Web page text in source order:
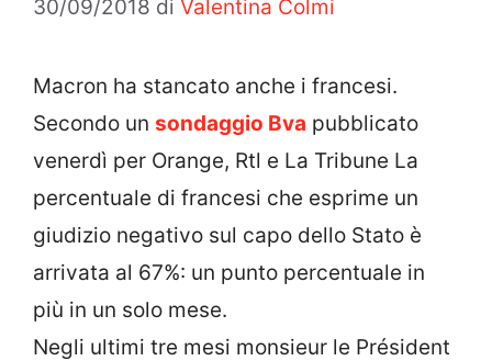
30/09/2018 di Valentina Colmi
Macron ha stancato anche i francesi.
Secondo un sondaggio Bva pubblicato
venerdì per Orange, Rtl e La Tribune La
percentuale di francesi che esprime un
giudizio negativo sul capo dello Stato è
arrivata al 67%: un punto percentuale in
più in un solo mese.
Negli ultimi tre mesi monsieur le Président